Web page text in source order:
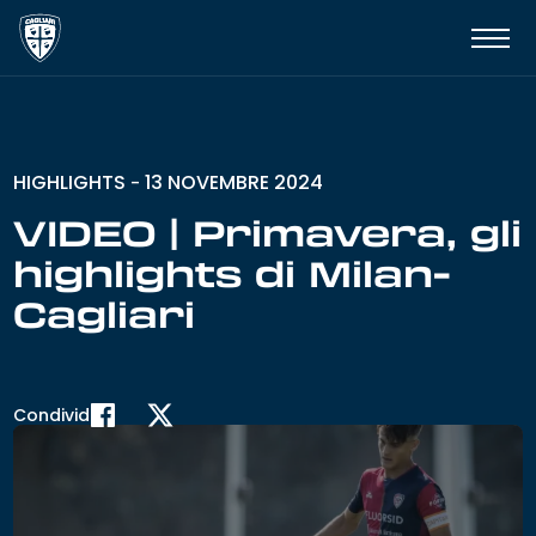
HIGHLIGHTS - 13 NOVEMBRE 2024
VIDEO | Primavera, gli
highlights di Milan-
Cagliari
Condividi